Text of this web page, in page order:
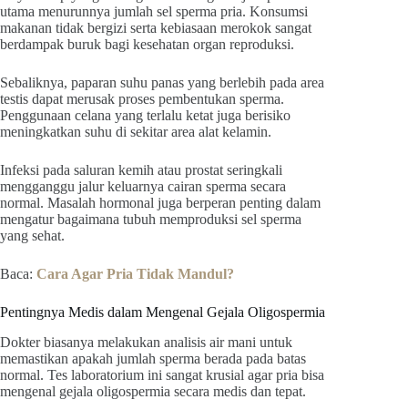
utama menurunnya jumlah sel sperma pria. Konsumsi
makanan tidak bergizi serta kebiasaan merokok sangat
berdampak buruk bagi kesehatan organ reproduksi.
Sebaliknya, paparan suhu panas yang berlebih pada area
testis dapat merusak proses pembentukan sperma.
Penggunaan celana yang terlalu ketat juga berisiko
meningkatkan suhu di sekitar area alat kelamin.
Infeksi pada saluran kemih atau prostat seringkali
mengganggu jalur keluarnya cairan sperma secara
normal. Masalah hormonal juga berperan penting dalam
mengatur bagaimana tubuh memproduksi sel sperma
yang sehat.
Baca: Cara Agar Pria Tidak Mandul?
Pentingnya Medis dalam Mengenal Gejala Oligospermia
Dokter biasanya melakukan analisis air mani untuk
memastikan apakah jumlah sperma berada pada batas
normal. Tes laboratorium ini sangat krusial agar pria bisa
mengenal gejala oligospermia secara medis dan tepat.